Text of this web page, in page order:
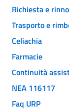
Richiesta e
Trasporto e
Celiachia
Farmacie
Continuità
NEA 116117
Faq URP